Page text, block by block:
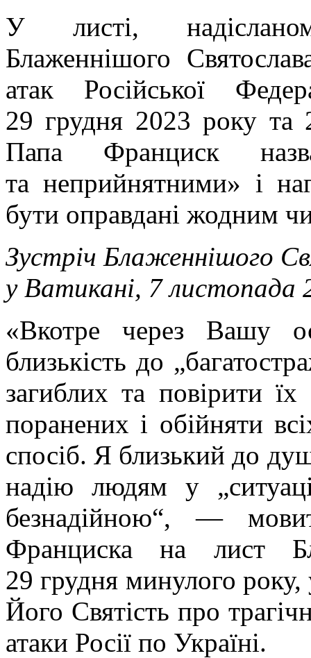
У листі,
Блаженнішого
атак Російської
29 грудня 2023 року та
Папа Франциск
та неприйнятними» і
бути оправдані жодним
Зустріч Блаженнішого
у Ватикані, 7 листопада
«Вкотре через Вашу
близькість до
загиблих та повірити
поранених і обійняти
спосіб. Я близький до
надію людям у
безнадійною“, —
Франциска на лист
29 грудня минулого
Його Святість про
атаки Росії по Україні.